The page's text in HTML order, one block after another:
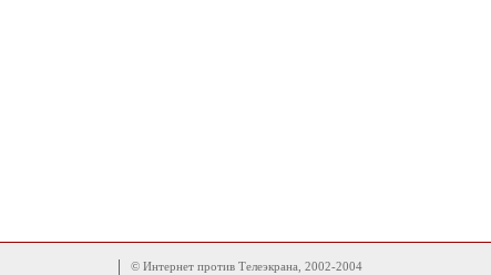
© Интернет против Телеэкрана, 2002-2004